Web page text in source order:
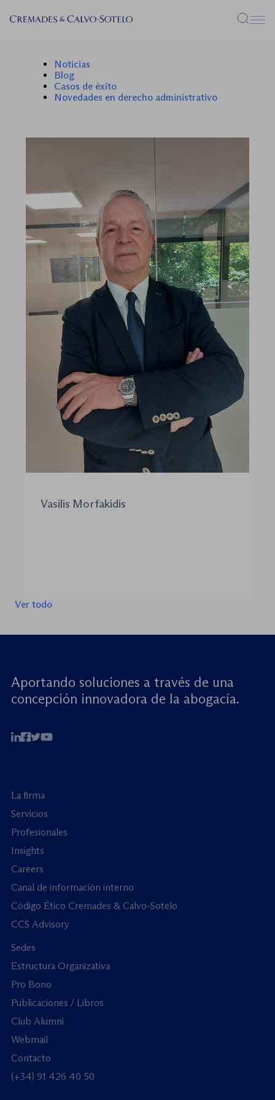
Menú
Noticias
Blog
Casos de éxito
Novedades en derecho administrativo
Vasilis Morfakidis
Ver todo
Aportando soluciones a través de una
concepción innovadora de la abogacía.
La firma
Servicios
Profesionales
Insights
Careers
Canal de información interno
Código Ético Cremades & Calvo-Sotelo
CCS Advisory
Sedes
Estructura Organizativa
Pro Bono
Publicaciones / Libros
Club Alumni
Webmail
Contacto
(+34) 91 426 40 50